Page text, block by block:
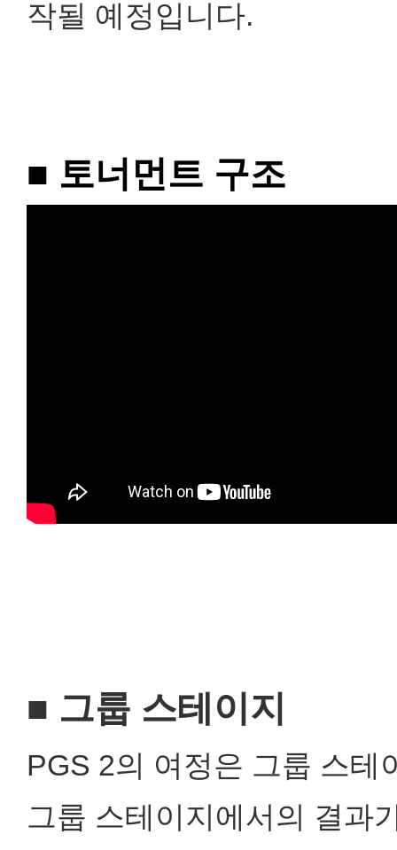
작될 예정입니다.
■ 토너먼트 구조
■ 그룹 스테이지
PGS 2의 여정은 그룹 스테
그룹 스테이지에서의 결과